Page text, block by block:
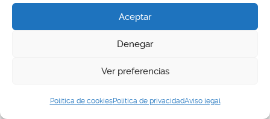
Aceptar
Denegar
Ver preferencias
Política de cookiesPolítica de privacidadAviso legal
Que veas la prosperidad de Jerusalén,